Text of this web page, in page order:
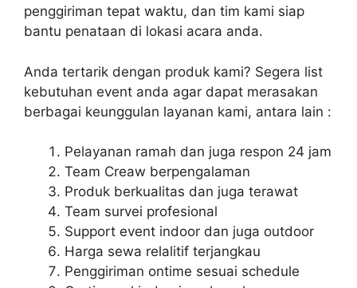
penggiriman tepat waktu, dan tim kami siap
bantu penataan di lokasi acara anda.
Anda tertarik dengan produk kami? Segera list
kebutuhan event anda agar dapat merasakan
berbagai keunggulan layanan kami, antara lain :
Pelayanan ramah dan juga respon 24 jam
Team Creaw berpengalaman
Produk berkualitas dan juga terawat
Team survei profesional
Support event indoor dan juga outdoor
Harga sewa relalitif terjangkau
Penggiriman ontime sesuai schedule